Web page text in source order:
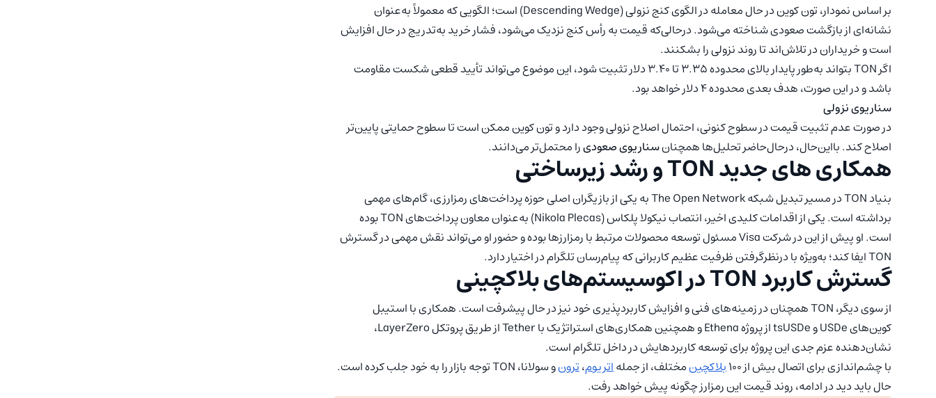
بر اساس نمودار، تون کوین در حال معامله در الگوی کنج نزولی (Descending Wedge) است؛ الگویی که معمولاً به‌عنوان
نشانه‌ای از بازگشت صعودی شناخته می‌شود. درحالی‌که قیمت به رأس کنج نزدیک می‌شود، فشار خرید به‌تدریج در حال افزایش
است و خریداران در تلاش‌اند تا روند نزولی را بشکنند.
اگر TON بتواند به‌طور پایدار بالای محدوده ۳.۳۵ تا ۳.۴۰ دلار تثبیت شود، این موضوع می‌تواند تأیید قطعی شکست مقاومت
باشد و در این صورت، هدف بعدی محدوده ۴ دلار خواهد بود.
سناریوی نزولی
در صورت عدم تثبیت قیمت در سطوح کنونی، احتمال اصلاح نزولی وجود دارد و تون کوین ممکن است تا سطوح حمایتی پایین‌تر
اصلاح کند. بااین‌حال، درحال‌حاضر تحلیل‌ها همچنانسناریوی صعودیرا محتمل‌تر می‌دانند.
همکاری‌ های جدید TON و رشد زیرساختی
بنیاد TON در مسیر تبدیل شبکه The Open Network به یکی از بازیگران اصلی حوزه پرداخت‌های رمزارزی، گام‌های مهمی
برداشته است. یکی از اقدامات کلیدی اخیر، انتصاب نیکولا پلکاس (Nikola Plecas) به‌عنوان معاون پرداخت‌های TON بوده
است. او پیش از این در شرکت Visa مسئول توسعه محصولات مرتبط با رمزارزها بوده و حضور او می‌تواند نقش مهمی در گسترش
TON ایفا کند؛ به‌ویژه با درنظرگرفتن ظرفیت عظیم کاربرانی که پیام‌رسان تلگرام در اختیار دارد.
گسترش کاربرد TON در اکوسیستم‌های بلاکچینی
از سوی دیگر، TON همچنان در زمینه‌های فنی و افزایش کاربردپذیری خود نیز در حال پیشرفت است. همکاری با استیبل
کوین‌های USDe و tsUSDe از پروژه Ethena و همچنین همکاری‌های استراتژیک با Tether از طریق پروتکل LayerZero،
نشان‌دهنده عزم جدی این پروژه برای توسعه کاربردهایش در داخل تلگرام است.
با چشم‌اندازی برای اتصال بیش از ۱۰۰
بلاکچینمختلف، از جملهاتریوم،ترون
و سولانا، TON توجه بازار را به خود جلب کرده است.
حال باید دید در ادامه، روند قیمت این رمزارز چگونه پیش خواهد رفت.